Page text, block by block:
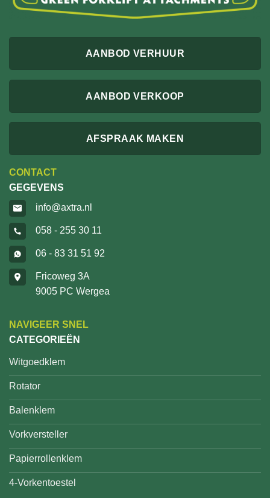
AANBOD VERHUUR
AANBOD VERKOOP
AFSPRAAK MAKEN
CONTACT
GEGEVENS
info@axtra.nl
058 - 255 30 11
06 - 83 31 51 92
Fricoweg 3A
9005 PC Wergea
NAVIGEER SNEL
CATEGORIEËN
Witgoedklem
Rotator
Balenklem
Vorkversteller
Papierrollenklem
4-Vorkentoestel